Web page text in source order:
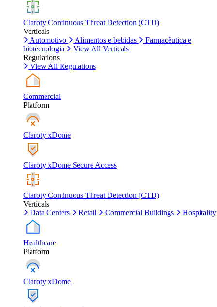
Claroty Continuous Threat Detection (CTD)
Verticals
Automotivo
Alimentos e bebidas
Farmacêutica e
biotecnologia
View All Verticals
Regulations
View All Regulations
Commercial
Platform
Claroty xDome
Claroty xDome Secure Access
Claroty Continuous Threat Detection (CTD)
Verticals
Data Centers
Retail Commercial Buildings Hospitality
Healthcare
Platform
Claroty xDome